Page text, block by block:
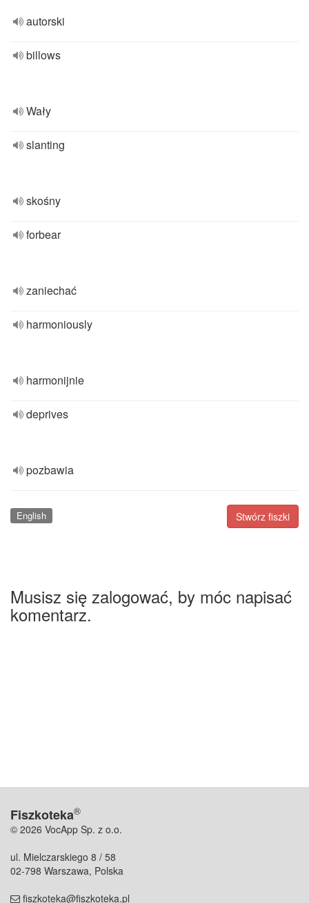
autorski
billows
Wały
slanting
skośny
forbear
zaniechać
harmoniously
harmonijnie
deprives
pozbawia
Stwórz fiszki
English
Musisz się zalogować, by móc napisać
komentarz.
Fiszkoteka®
© 2026 VocApp Sp. z o.o.
ul. Mielczarskiego 8 / 58
02-798 Warszawa, Polska
fiszkoteka@fiszkoteka.pl